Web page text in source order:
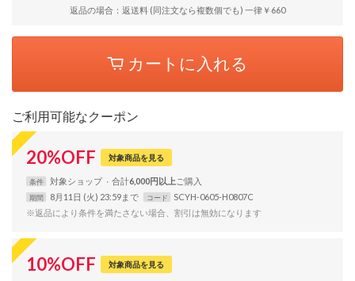
返品の場合：返送料 (同注文なら複数個でも) 一律￥660
カートに入れる
ご利用可能なクーポン
20%OFF 対象商品を見る
条件 対象ショップ 合計6,000円以上
期間 8月11日 (火) 23:59まで コード
SCYH-0605-H0807C
※返品により条件を満たさない場合、割引は無効になります
10%OFF 対象商品を見る